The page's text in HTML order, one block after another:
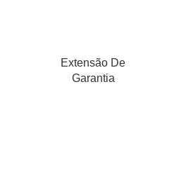
Extensão De
Garantia